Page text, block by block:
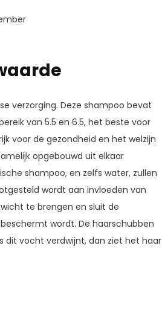
verzorging. Deze shampoo bevat
van 5.5 en 6.5, het beste voor
voor de gezondheid en het welzijn
opgebouwd uit elkaar
shampoo, en zelfs water, zullen
wordt aan invloeden van
te brengen en sluit de
wordt. De haarschubben
dit vocht verdwijnt, dan ziet het haar